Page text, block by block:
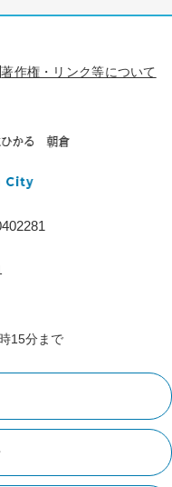
著作権・リンク等について
15分まで